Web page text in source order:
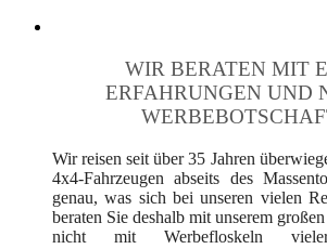
WIR BERATEN MIT
ERFAHRUNGEN UND
Wir reisen seit über 35 Jahren
4x4-Fahrzeugen abseits des
genau, was sich bei unseren vielen
beraten Sie deshalb mit unserem
nicht mit Werbefloskeln